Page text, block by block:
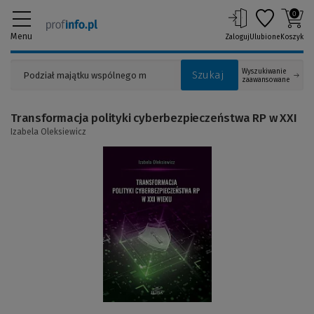
Menu
Szukaj
Wyszukiwanie
zaawansowane
ZalogujUlubione
0
Koszyk
Transformacja polityki cyberbezpieczeństwa RP w XXI
Izabela Oleksiewicz